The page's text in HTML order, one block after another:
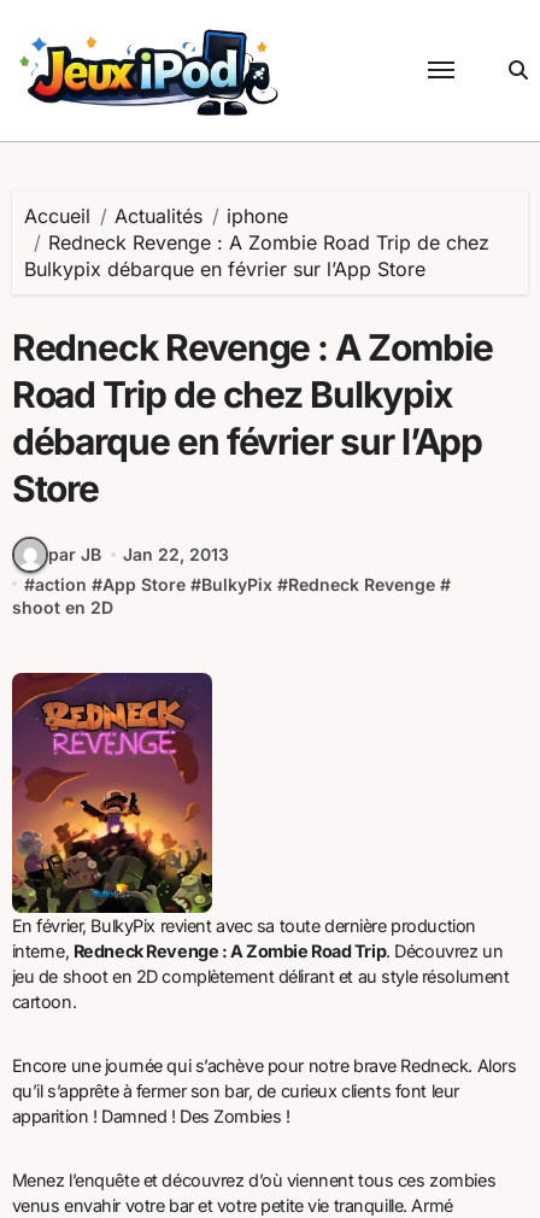
contenu
Accueil Actualités
iphone
Redneck Revenge : A Zombie Road Trip de chez
Bulkypix débarque en février sur l’App Store
Redneck Revenge : A Zombie
Road Trip de chez Bulkypix
débarque en février sur l’App
Store
par JB
Jan 22, 2013
#action #App Store #BulkyPix #Redneck Revenge #
shoot en 2D
En février, BulkyPix revient avec sa toute dernière production
interne, Redneck Revenge : A Zombie Road Trip. Découvrez un
jeu de shoot en 2D complètement délirant et au style résolument
cartoon.
Encore une journée qui s’achève pour notre brave Redneck. Alors
qu’il s’apprête à fermer son bar, de curieux clients font leur
apparition ! Damned ! Des Zombies !
Menez l’enquête et découvrez d’où viennent tous ces zombies
venus envahir votre bar et votre petite vie tranquille. Armé